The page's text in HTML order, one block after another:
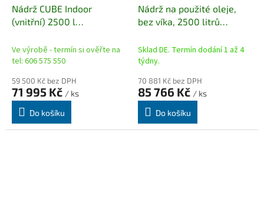
Nádrž CUBE Indoor
(vnitřní) 2500 l
tankovacího zařízení
Ve výrobě - termín si ověřte na
tel: 606 575 550
59 500 Kč bez DPH
71 995 Kč / ks
Do košíku
Nádrž na použité oleje,
bez víka, 2500 litrů
Sklad DE. Termín dodání 1 až 4
týdny.
70 881 Kč bez DPH
85 766 Kč / ks
Do košíku